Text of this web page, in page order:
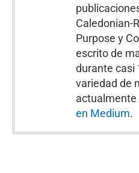
Caledonian-
Purpose y
escrito de
durante casi
variedad de
en Medium.